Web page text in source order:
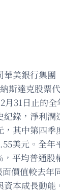
華美銀行集團
斯達克股票
月31日止的
紀錄，淨利潤
其中第四季
美元。全年
，平均普通股
價值較去年
本成長動能